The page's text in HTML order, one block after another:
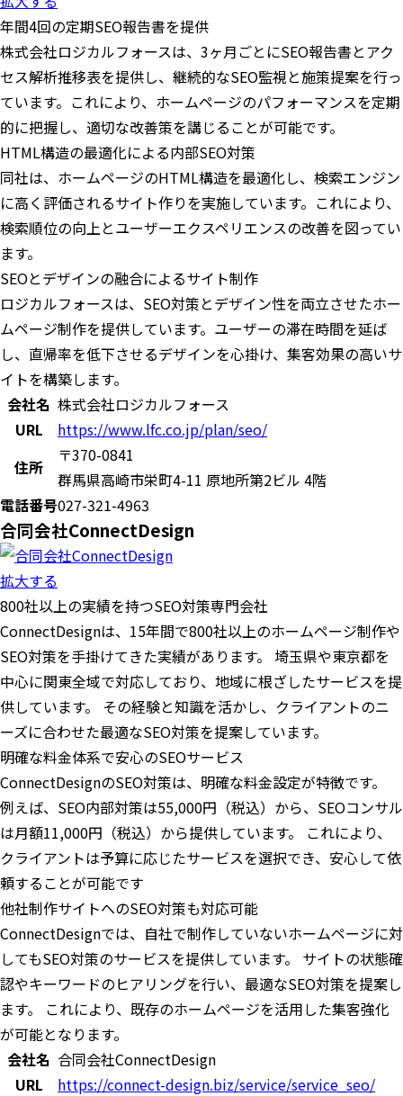
年間4回の定期SEO報告書を提供
株式会社ロジカルフォースは、3ヶ月ごとにSEO報告書とアク
セス解析推移表を提供し、継続的なSEO監視と施策提案を行っ
ています。これにより、ホームページのパフォーマンスを定期
的に把握し、適切な改善策を講じることが可能です。
HTML構造の最適化による内部SEO対策
同社は、ホームページのHTML構造を最適化し、検索エンジン
に高く評価されるサイト作りを実施しています。これにより、
検索順位の向上とユーザーエクスペリエンスの改善を図ってい
ます。
SEOとデザインの融合によるサイト制作
ロジカルフォースは、SEO対策とデザイン性を両立させたホー
ムページ制作を提供しています。ユーザーの滞在時間を延ば
し、直帰率を低下させるデザインを心掛け、集客効果の高いサ
イトを構築します。
会社名 株式会社ロジカルフォース
URL
https://www.lfc.co.jp/plan/seo/
住所
〒370-0841
群馬県高崎市栄町4-11 原地所第2ビル 4階
電話番号027-321-4963
合同会社ConnectDesign
拡大する
800社以上の実績を持つSEO対策専門会社
ConnectDesignは、15年間で800社以上のホームページ制作や
SEO対策を手掛けてきた実績があります。 埼玉県や東京都を
中心に関東全域で対応しており、地域に根ざしたサービスを提
供しています。 その経験と知識を活かし、クライアントのニ
ーズに合わせた最適なSEO対策を提案しています。
明確な料金体系で安心のSEOサービス
ConnectDesignのSEO対策は、明確な料金設定が特徴です。
例えば、SEO内部対策は55,000円（税込）から、SEOコンサル
は月額11,000円（税込）から提供しています。 これにより、
クライアントは予算に応じたサービスを選択でき、安心して依
頼することが可能です
他社制作サイトへのSEO対策も対応可能
ConnectDesignでは、自社で制作していないホームページに対
してもSEO対策のサービスを提供しています。 サイトの状態確
認やキーワードのヒアリングを行い、最適なSEO対策を提案し
ます。 これにより、既存のホームページを活用した集客強化
が可能となります。
会社名 合同会社ConnectDesign
URL
https://connect-design.biz/service/service_seo/